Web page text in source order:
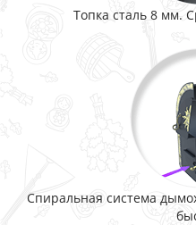
Топка сталь 8 мм.
Спиральная система